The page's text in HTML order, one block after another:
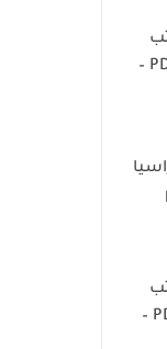
حتى لا أنكسر PDF –
حتى لا أحترق PDF –